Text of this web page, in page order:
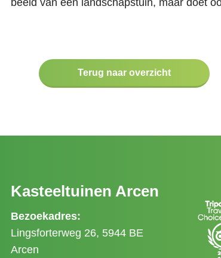
beeld van een landschapstuin, maar doet
Terug naar overzicht
Kasteeltuinen Arcen
Bezoekadres:
Lingsforterweg 26, 5944 BE
Arcen